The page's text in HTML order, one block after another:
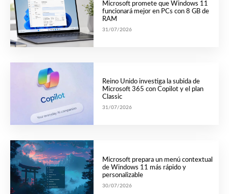
Microsoft promete que Windows 11
funcionará mejor en PCs con 8 GB de
RAM
31/07/2026
Reino Unido investiga la subida de
Microsoft 365 con Copilot y el plan
Classic
31/07/2026
Microsoft prepara un menú contextual
de Windows 11 más rápido y
personalizable
30/07/2026